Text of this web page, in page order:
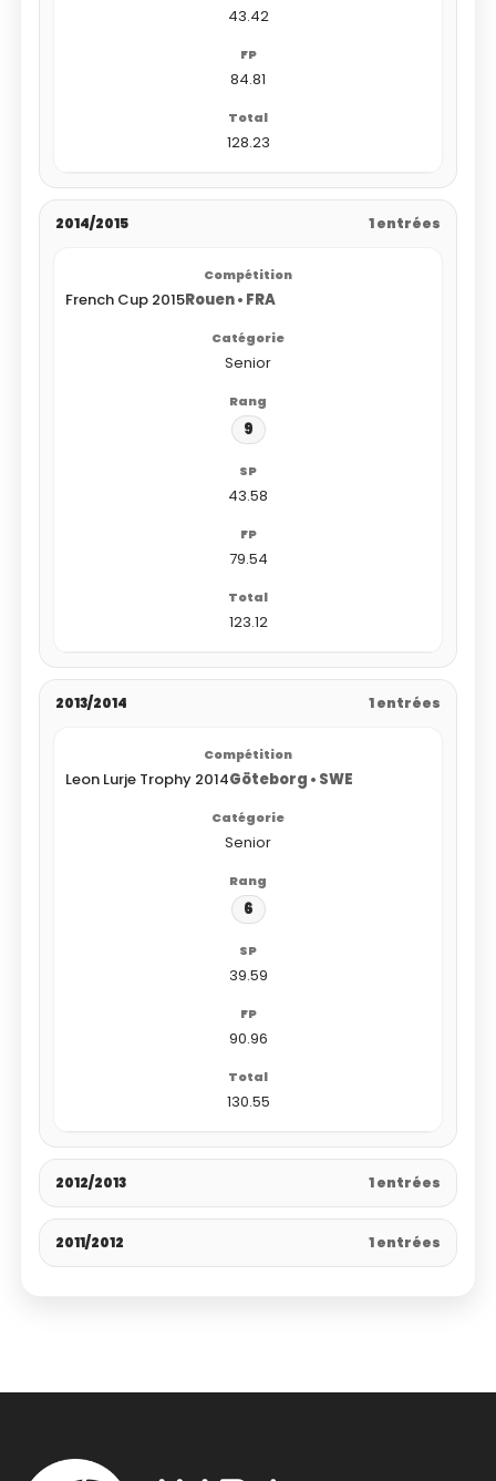
43.42
84.81
128.23
2014/2015 1 entrées
French Cup 2015Rouen • FRA
Senior
9
43.58
79.54
123.12
2013/2014 1 entrées
Leon Lurje Trophy 2014Göteborg • SWE
Senior
6
39.59
90.96
130.55
2012/2013 1 entrées
2011/2012 1 entrées